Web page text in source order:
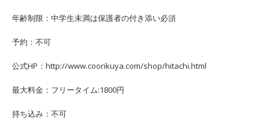
年齢制限：中学生未満は保護者の付き添い必須
予約：不可
公式HP：http://www.coorikuya.com/shop/hitachi.html
最大料金：フリータイム:1800円
持ち込み：不可